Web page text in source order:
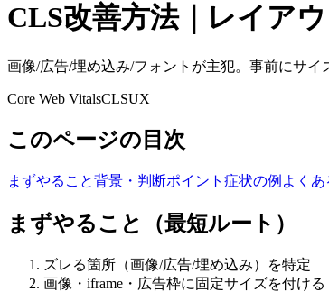
CLS改善方法｜レイア
画像/広告/埋め込み/フォントが主犯。事前にサイ
Core Web VitalsCLSUX
このページの目次
まずやること背景・判断ポイント 症状の例 よくあ
まずやること（最短ルート）
ズレる箇所（画像/広告/埋め込み）を特定
画像・iframe・広告枠に固定サイズを付ける